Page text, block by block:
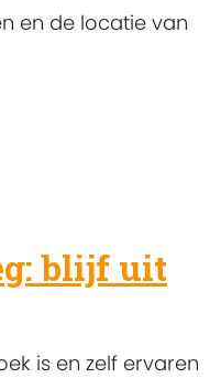
en de locatie van
blijf uit
is en zelf ervaren